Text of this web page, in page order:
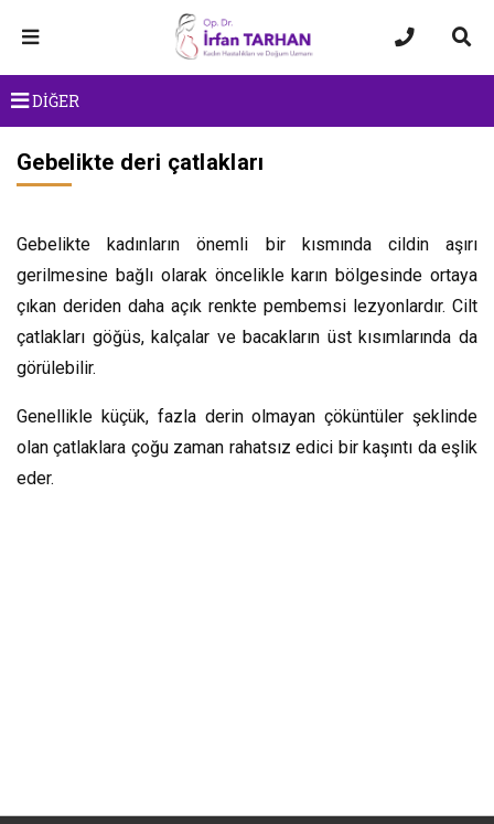
DİĞER
Gebelikte deri çatlakları
Gebelikte kadınların önemli bir kısmında cildin aşırı
gerilmesine bağlı olarak öncelikle karın bölgesinde ortaya
çıkan deriden daha açık renkte pembemsi lezyonlardır. Cilt
çatlakları göğüs, kalçalar ve bacakların üst kısımlarında da
görülebilir.
Genellikle küçük, fazla derin olmayan çöküntüler şeklinde
olan çatlaklara çoğu zaman rahatsız edici bir kaşıntı da eşlik
eder.